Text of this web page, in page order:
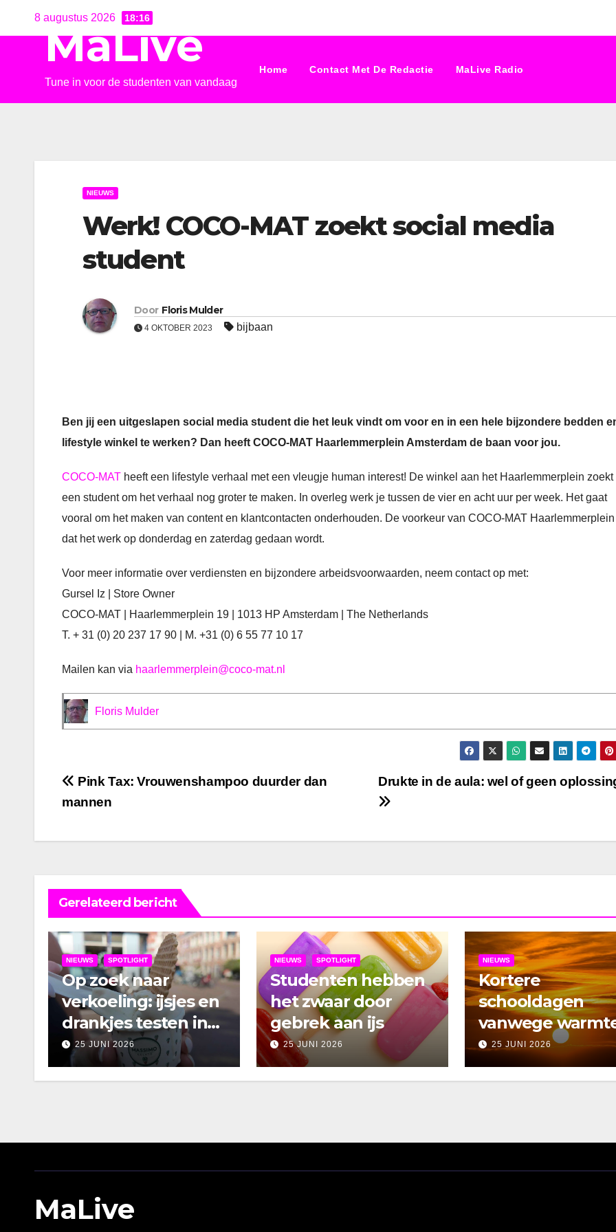
8 augustus 2026 18:16
MaLive
Tune in voor de studenten van vandaag
Home Contact Met De Redactie MaLive Radio
NIEUWS
Werk! COCO-MAT zoekt social media
student
Door Floris Mulder
4 OKTOBER 2023 bijbaan
Ben jij een uitgeslapen social media student die het leuk vindt om voor en in een hele bijzondere bedden
lifestyle winkel te werken? Dan heeft COCO-MAT Haarlemmerplein Amsterdam de baan voor jou.
COCO-MAT heeft een lifestyle verhaal met een vleugje human interest! De winkel aan het Haarlemmerplein zoekt
een student om het verhaal nog groter te maken. In overleg werk je tussen de vier en acht uur per week. Het gaat
vooral om het maken van content en klantcontacten onderhouden. De voorkeur van COCO-MAT
dat het werk op donderdag en zaterdag gedaan wordt.
Voor meer informatie over verdiensten en bijzondere arbeidsvoorwaarden, neem contact op met:
Gursel Iz | Store Owner
COCO-MAT | Haarlemmerplein 19 | 1013 HP Amsterdam | The Netherlands
T. + 31 (0) 20 237 17 90 | M. +31 (0) 6 55 77 10 17
Mailen kan via haarlemmerplein@coco-mat.nl
Floris Mulder
Bericht
navigatie
Drukte in de aula: wel of geen
Pink Tax: Vrouwenshampoo duurder dan
mannen
Gerelateerd bericht
NIEUWS SPOTLIGHT
Op zoek naar
verkoeling: ijsjes en
drankjes testen in
Amsterdam
25 JUNI 2026
NIEUWS SPOTLIGHT
Studenten hebben
het zwaar door
gebrek aan ijs
25 JUNI 2026
NIEUWS
Kortere
schooldagen
vanwege
25 JUNI 2026
MaLive